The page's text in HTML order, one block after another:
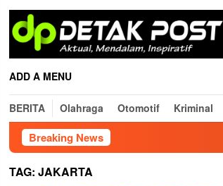
Skip
content
ADD A MENU
BERITA Olahraga Otomotif Kriminal
Breaking News
TAG: JAKARTA